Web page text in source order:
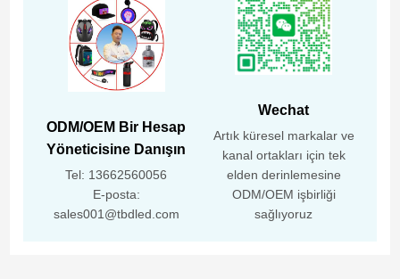
ODM/OEM Bir Hesap
Yöneticisine Danışın
Tel: 13662560056
E-posta:
sales001@tbdled.com
Wechat
Artık küresel markalar ve
kanal ortakları için tek
elden derinlemesine
ODM/OEM işbirliği
sağlıyoruz